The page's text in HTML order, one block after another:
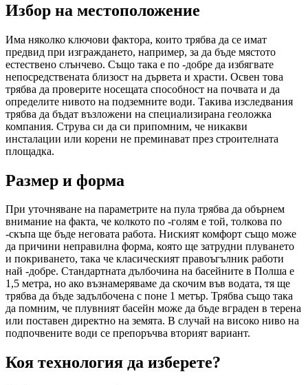
Избор на местоположение
Има няколко ключови фактора, които трябва да се имат
предвид при изграждането, например, за да бъде мястото
естествено слънчево. Също така е по -добре да избягвате
непосредствената близост на дървета и храсти. Освен това
трябва да проверите носещата способност на почвата и да
определите нивото на подземните води. Такива изследвания
трябва да бъдат възложени на специализирана геоложка
компания. Струва си да си припомним, че никакви
инсталации или корени не преминават през строителната
площадка.
Размер и форма
При уточняване на параметрите на пула трябва да обърнем
внимание на факта, че колкото по -голям е той, толкова по
-скъпа ще бъде неговата работа. Ниският комфорт също може
да причини неправилна форма, която ще затрудни плуването
и покриването, така че класическият правоъгълник работи
най -добре. Стандартната дълбочина на басейните в Полша е
1,5 метра, но ако възнамеряваме да скочим във водата, тя ще
трябва да бъде задълбочена с поне 1 метър. Трябва също така
да помним, че плувният басейн може да бъде вграден в терена
или поставен директно на земята. В случай на високо ниво на
подпочвените води се препоръчва вторият вариант.
Коя технология да изберете?